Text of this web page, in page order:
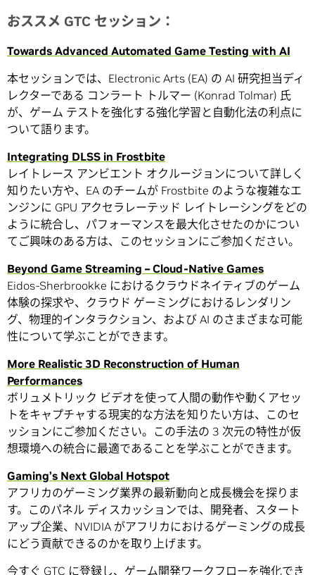
おススメ GTC セッション：
Towards Advanced Automated Game Testing with AI
本セッションでは、Electronic Arts (EA) の AI 研究担当ディ
レクターである コンラート トルマー (Konrad Tolmar) 氏
が、ゲーム テストを強化する強化学習と自動化法の利点に
ついて語ります。
Integrating DLSS in Frostbite
レイトレース アンビエント オクルージョンについて詳しく
知りたい方や、EA のチームが Frostbite のような複雑なエ
ンジンに GPU アクセラレーテッド レイトレーシングをどの
ように統合し、パフォーマンスを最大化させたのかについ
てご興味のある方は、このセッションにご参加ください。
Beyond Game Streaming – Cloud-Native Games
Eidos-Sherbrookke におけるクラウドネイティブのゲーム
体験の探求や、クラウド ゲーミングにおけるレンダリン
グ、物理的インタラクション、および AI のさまざまな可能
性について学ぶことができます。
More Realistic 3D Reconstruction of Human
Performances
ボリュメトリック ビデオを使って人間の動作や動くアセッ
トをキャプチャする現実的な方法を知りたい方は、このセ
ッションにご参加ください。この手法の 3 次元の特性が仮
想環境への統合に最適であることを学ぶことができます。
Gaming’s Next Global Hotspot
アフリカのゲーミング業界の最新動向と成長機会を探りま
す。このパネル ディスカッションでは、開発者、スタート
アップ企業、NVIDIA がアフリカにおけるゲーミングの成長
にどう貢献できるのかを取り上げます。
今すぐ GTC に登録し、ゲーム開発ワークフローを強化でき